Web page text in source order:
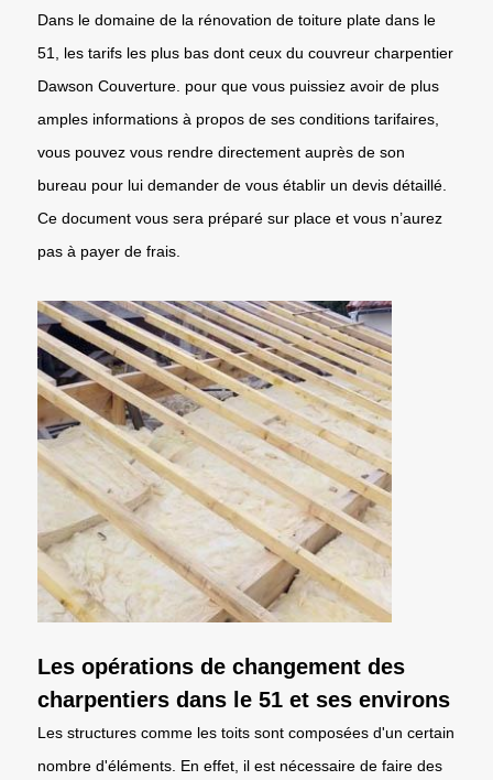
Dans le domaine de la rénovation de toiture plate dans le
51, les tarifs les plus bas dont ceux du couvreur charpentier
Dawson Couverture. pour que vous puissiez avoir de plus
amples informations à propos de ses conditions tarifaires,
vous pouvez vous rendre directement auprès de son
bureau pour lui demander de vous établir un devis détaillé.
Ce document vous sera préparé sur place et vous n’aurez
pas à payer de frais.
Les opérations de changement des
charpentiers dans le 51 et ses environs
Les structures comme les toits sont composées d'un certain
nombre d'éléments. En effet, il est nécessaire de faire des